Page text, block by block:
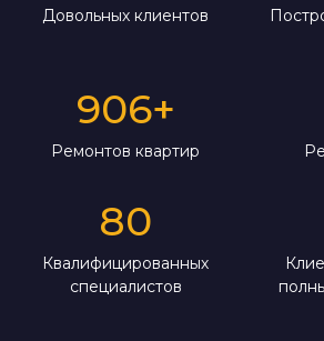
Довольных клиентов
906+
Ремонтов квартир
80
Квалифицированных
специалистов